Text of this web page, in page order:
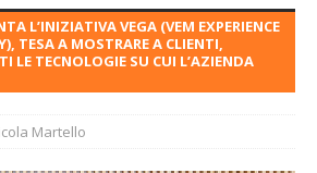
L’INIZIATIVA VEGA (VEM EXPERIENCE
TESA A MOSTRARE A CLIENTI,
LE TECNOLOGIE SU CUI L’AZIENDA
Martello